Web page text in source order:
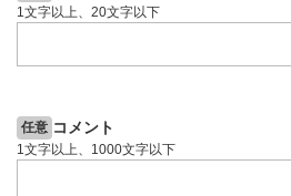
1文字以上、20文字以下
任意 コメント
1文字以上、1000文字以下